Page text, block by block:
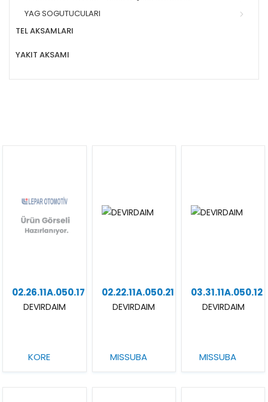
YAG SOGUTUCULARI
TEL AKSAMLARI
YAKIT AKSAMI
02.26.11A.050.17
DEVIRDAIM
KORE
02.22.11A.050.21
DEVIRDAIM
MISSUBA
03.31.11A.050.12
DEVIRDAIM
MISSUBA